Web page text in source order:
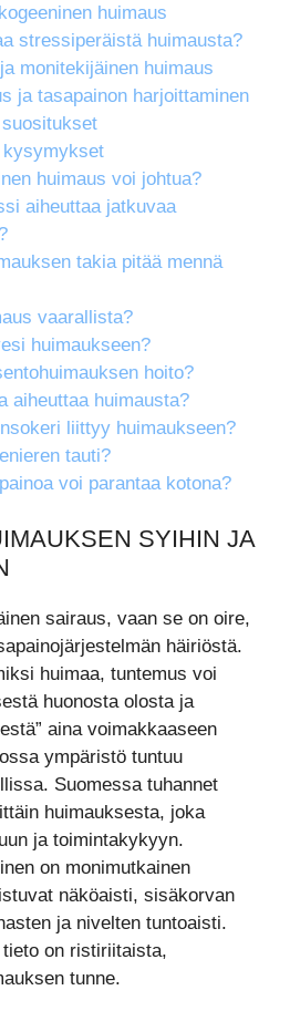
huimaus
stressiperäistä huimausta?
monitekijäinen huimaus
ja tasapainon harjoittaminen
huimaus voi johtua?
aiheuttaa jatkuvaa
takia pitää mennä
vaarallista?
huimaukseen?
hoito?
aiheuttaa huimausta?
liittyy huimaukseen?
tauti?
voi parantaa kotona?
SYIHIN JA
sairaus, vaan se on oire,
häiriöstä.
huimaa, tuntemus voi
huonosta olosta ja
aina voimakkaaseen
ympäristö tuntuu
Suomessa tuhannet
huimauksesta, joka
ja toimintakykyyn.
on monimutkainen
näköaisti, sisäkorvan
ja nivelten tuntoaisti.
on ristiriitaista,
tunne.